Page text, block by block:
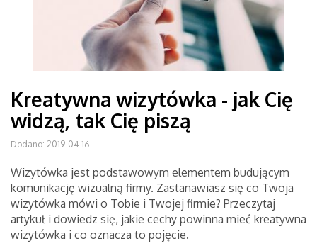
Kreatywna wizytówka - jak Cię
widzą, tak Cię piszą
Dodano: 2019-04-16
Wizytówka jest podstawowym elementem budującym
komunikację wizualną firmy. Zastanawiasz się co Twoja
wizytówka mówi o Tobie i Twojej firmie? Przeczytaj
artykuł i dowiedz się, jakie cechy powinna mieć kreatywna
wizytówka i co oznacza to pojęcie.